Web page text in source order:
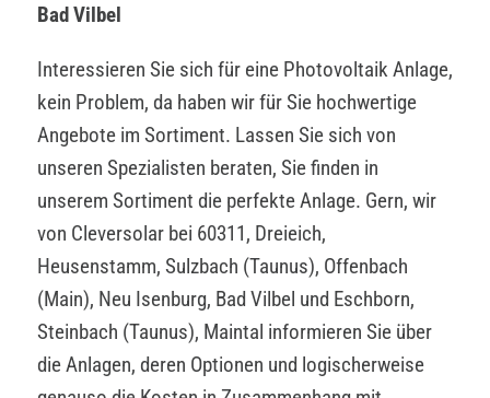
Bad Vilbel
Interessieren Sie sich für eine Photovoltaik Anlage,
kein Problem, da haben wir für Sie hochwertige
Angebote im Sortiment. Lassen Sie sich von
unseren Spezialisten beraten, Sie finden in
unserem Sortiment die perfekte Anlage. Gern, wir
von Cleversolar bei 60311, Dreieich,
Heusenstamm, Sulzbach (Taunus), Offenbach
(Main), Neu Isenburg, Bad Vilbel und Eschborn,
Steinbach (Taunus), Maintal informieren Sie über
die Anlagen, deren Optionen und logischerweise